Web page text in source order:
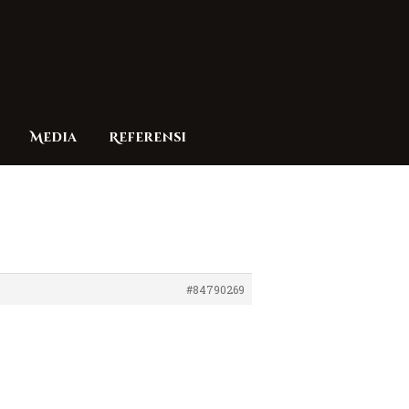
Media Referensi
#84790269